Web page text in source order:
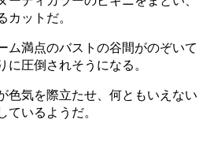
カットだ。
満点のバストの谷間がのぞいて
圧倒されそうになる。
色気を際立たせ、何ともいえない
いるようだ。